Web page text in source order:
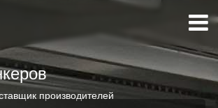
производителей